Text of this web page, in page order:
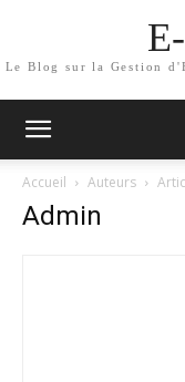
Le Blog sur la Gestion
Accueil Auteurs
Admin